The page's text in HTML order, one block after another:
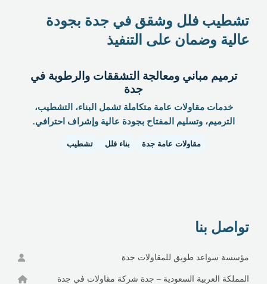
تشطيب فلل وشقق في جدة بجودة
عالية وضمان على التنفيذ
ترميم مباني ومعالجة التشققات والرطوبة في
جدة
خدمات مقاولات عامة متكاملة تشمل البناء، التشطيب،
الترميم، وتسليم المفتاح بجودة عالية وإشراف احترافي.
مقاولات عامة جدة بناء فلل تشطيب
تواصل بنا
مؤسسة سواعد طويق للمقاولات جدة
المملكة العربية السعودية – جدة شركة مقاولات في جدة